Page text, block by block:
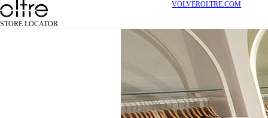
STORE LOCATOR
VOLVEROLTRE.COM